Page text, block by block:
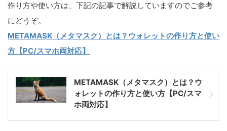
作り方や使い方は、下記の記事で解説していますのでご参考
にどうぞ。
METAMASK（メタマスク）とは？ウォレットの作り方と使い
方【PC/スマホ両対応】
METAMASK（メタマスク）とは？ウ
ォレットの作り方と使い方【PC/スマ
ホ両対応】